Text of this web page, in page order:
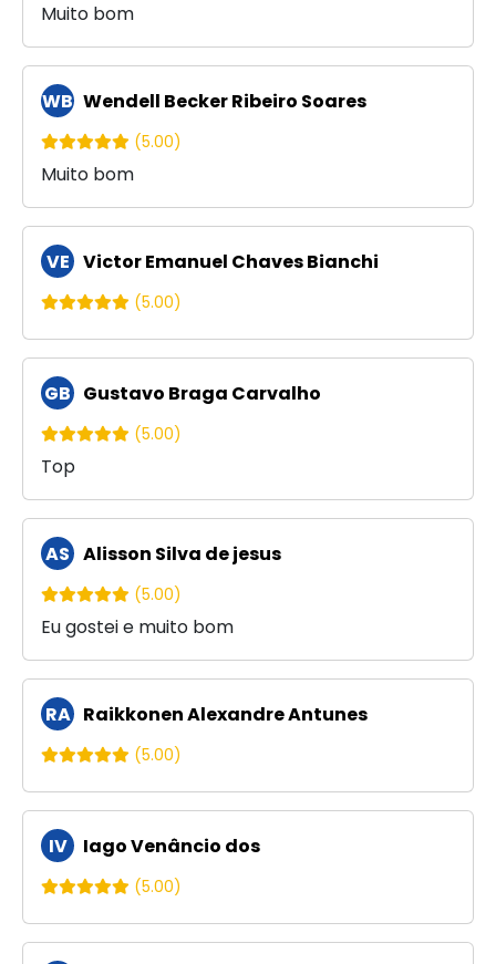
Muito bom
WB Wendell Becker Ribeiro Soares
(5.00)
Muito bom
VE Victor Emanuel Chaves Bianchi
(5.00)
GB Gustavo Braga Carvalho
(5.00)
Top
AS Alisson Silva de jesus
(5.00)
Eu gostei e muito bom
RA Raikkonen Alexandre Antunes
(5.00)
IV Iago Venâncio dos
(5.00)